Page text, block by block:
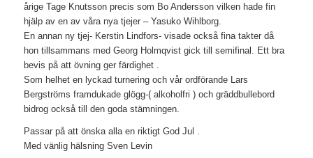
årige Tage Knutsson precis som Bo Andersson vilken hade fin
hjälp av en av våra nya tjejer – Yasuko Wihlborg.
En annan ny tjej- Kerstin Lindfors- visade också fina takter då
hon tillsammans med Georg Holmqvist gick till semifinal. Ett bra
bevis på att övning ger färdighet .
Som helhet en lyckad turnering och vår ordförande Lars
Bergströms framdukade glögg-( alkoholfri ) och gräddbullebord
bidrog också till den goda stämningen.
Passar på att önska alla en riktigt God Jul .
Med vänlig hälsning Sven Levin